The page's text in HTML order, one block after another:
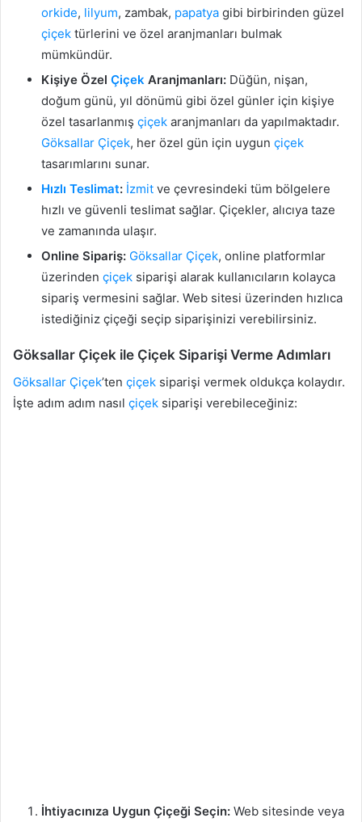
orkide, lilyum, zambak, papatya gibi birbirinden güzel
çiçek türlerini ve özel aranjmanları bulmak
mümkündür.
Kişiye Özel Çiçek Aranjmanları: Düğün, nişan,
doğum günü, yıl dönümü gibi özel günler için kişiye
özel tasarlanmış çiçek aranjmanları da yapılmaktadır.
Göksallar Çiçek, her özel gün için uygun çiçek
tasarımlarını sunar.
Hızlı Teslimat: İzmit ve çevresindeki tüm bölgelere
hızlı ve güvenli teslimat sağlar. Çiçekler, alıcıya taze
ve zamanında ulaşır.
Online Sipariş: Göksallar Çiçek, online platformlar
üzerinden çiçek siparişi alarak kullanıcıların kolayca
sipariş vermesini sağlar. Web sitesi üzerinden hızlıca
istediğiniz çiçeği seçip siparişinizi verebilirsiniz.
Göksallar Çiçek ile Çiçek Siparişi Verme Adımları
Göksallar Çiçek’ten çiçek siparişi vermek oldukça kolaydır.
İşte adım adım nasıl çiçek siparişi verebileceğiniz:
İhtiyacınıza Uygun Çiçeği Seçin: Web sitesinde veya